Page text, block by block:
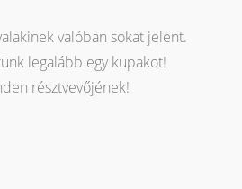
valóban sokat jelent.
legalább egy kupakot!
résztvevőjének!